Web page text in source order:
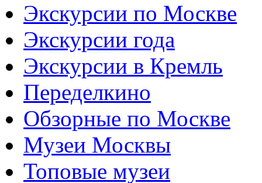
Экскурсии по Москве
Экскурсии года
Экскурсии в Кремль
Переделкино
Обзорные по Москве
Музеи Москвы
Топовые музеи